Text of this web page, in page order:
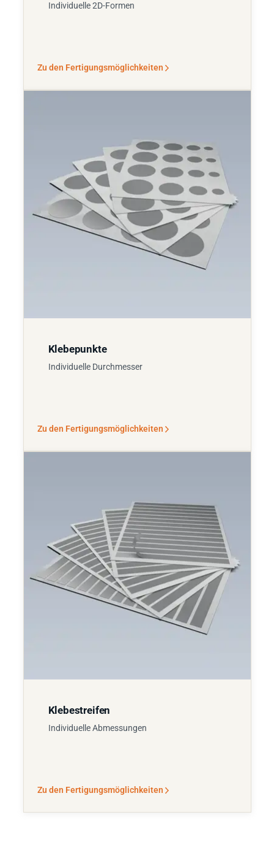
Individuelle 2D-Formen
Zu den Fertigungsmöglichkeiten
Klebepunkte
Individuelle Durchmesser
Zu den Fertigungsmöglichkeiten
Klebestreifen
Individuelle Abmessungen
Zu den Fertigungsmöglichkeiten